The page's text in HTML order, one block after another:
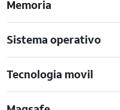
Memoria
Sistema operativo
Tecnologia movil